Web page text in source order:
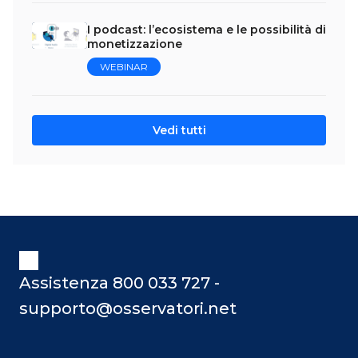
I podcast: l’ecosistema e le possibilità di
monetizzazione
WEBINAR
Vedi tutti
Assistenza 800 033 727 -
supporto@osservatori.net